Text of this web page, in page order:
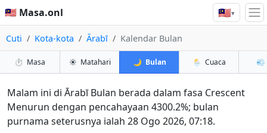
🇲🇾 Masa.onl 🇲🇾▾
Cuti Kota-kota Ārabī Kalendar Bulan
⏱️ Masa ☀️ Matahari 🌙 Bulan 🌦️ Cuaca 💨
Malam ini di Ārabī Bulan berada dalam fasa Crescent
Menurun dengan pencahayaan 4300.2%; bulan
purnama seterusnya ialah 28 Ogo 2026, 07:18.